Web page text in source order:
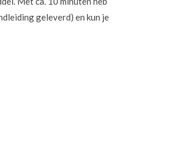
geleverd) en kun je